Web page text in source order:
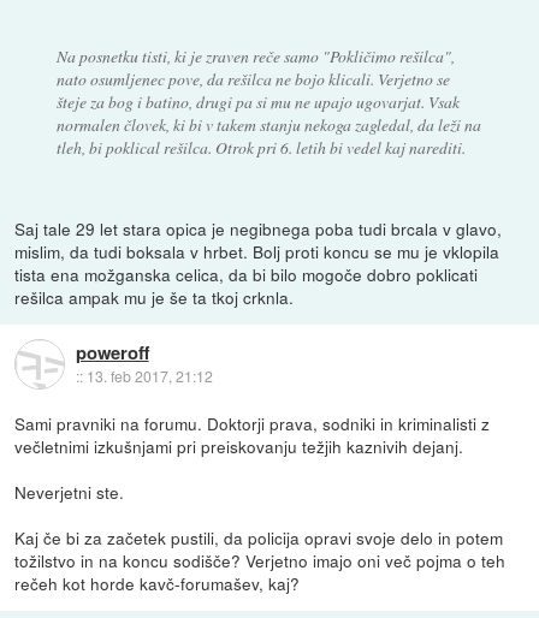
Na posnetku tisti, ki je zraven reče samo "Pokličimo rešilca",
nato osumljenec pove, da rešilca ne bojo klicali. Verjetno se
šteje za bog i batino, drugi pa si mu ne upajo ugovarjat. Vsak
normalen človek, ki bi v takem stanju nekoga zagledal, da leži na
tleh, bi poklical rešilca. Otrok pri 6. letih bi vedel kaj narediti.
Saj tale 29 let stara opica je negibnega poba tudi brcala v glavo,
mislim, da tudi boksala v hrbet. Bolj proti koncu se mu je vklopila
tista ena možganska celica, da bi bilo mogoče dobro poklicati
rešilca ampak mu je še ta tkoj crknla.
poweroff
:: 13. feb 2017, 21:12
Sami pravniki na forumu. Doktorji prava, sodniki in kriminalisti z
večletnimi izkušnjami pri preiskovanju težjih kaznivih dejanj.
Neverjetni ste.
Kaj če bi za začetek pustili, da policija opravi svoje delo in potem
tožilstvo in na koncu sodišče? Verjetno imajo oni več pojma o teh
rečeh kot horde kavč-forumašev, kaj?